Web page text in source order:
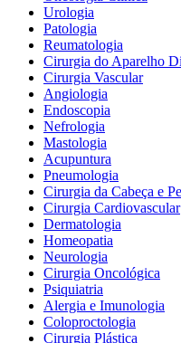
Urologia
Patologia
Reumatologia
Cirurgia do Aparelho
Cirurgia Vascular
Angiologia
Endoscopia
Nefrologia
Mastologia
Acupuntura
Pneumologia
Cirurgia da Cabeça e
Cirurgia Cardiovascular
Dermatologia
Homeopatia
Neurologia
Cirurgia Oncológica
Psiquiatria
Alergia e Imunologia
Coloproctologia
Cirurgia Plástica